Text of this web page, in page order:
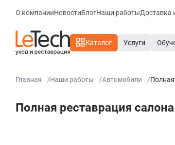
О компанииНовостиБлогНаши работыДоставка
Каталог Услуги
Главная Наши работы Автомобили Полная
Полная реставрация